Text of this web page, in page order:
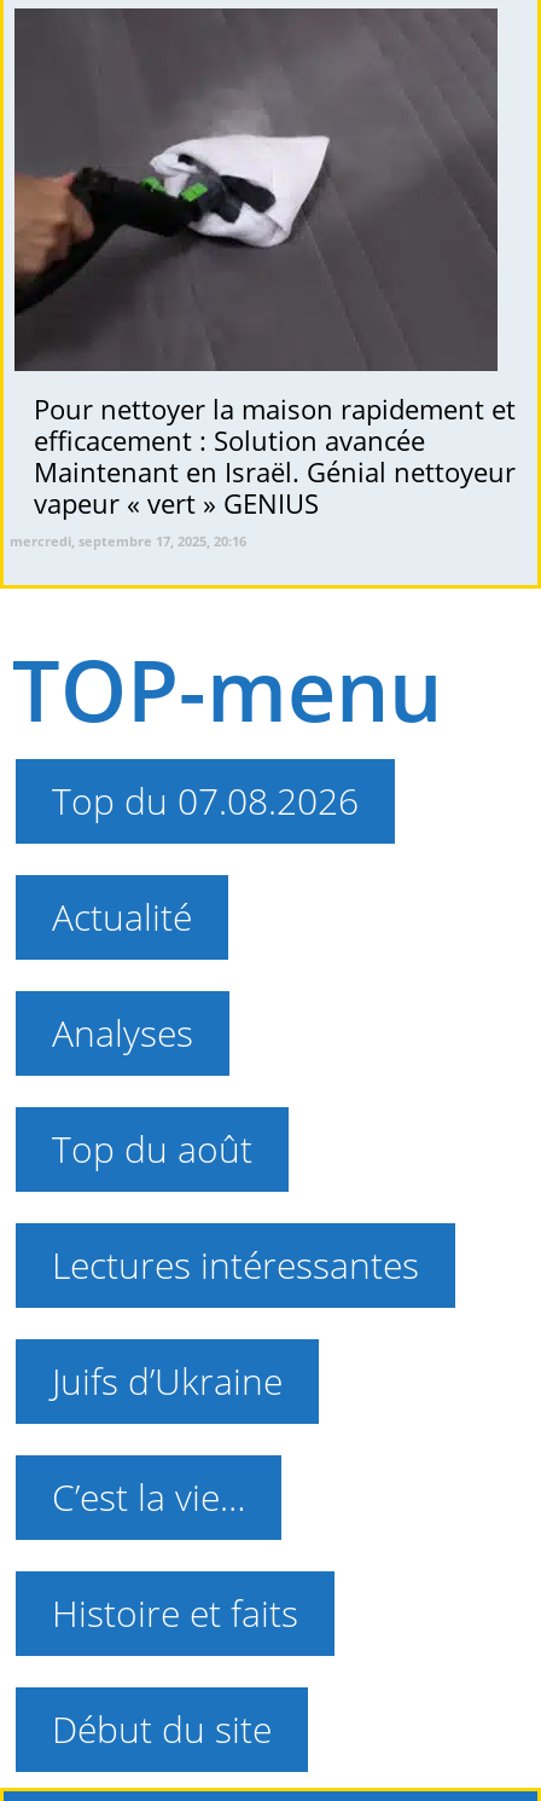
Pour nettoyer la maison rapidement et
efficacement : Solution avancée
Maintenant en Israël. Génial nettoyeur
vapeur « vert » GENIUS
mercredi, septembre 17, 2025, 20:16
TOP-menu
Top du 07.08.2026
Actualité
Analyses
Top du août
Lectures intéressantes
Juifs d’Ukraine
C’est la vie…
Histoire et faits
Début du site